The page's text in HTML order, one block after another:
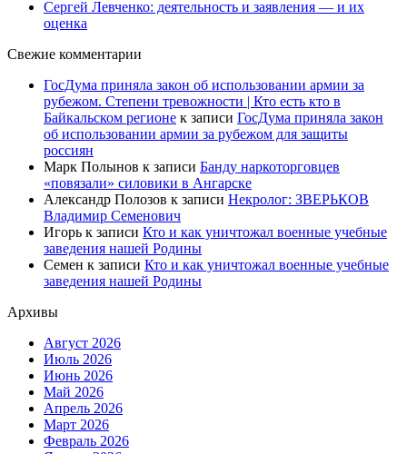
Сергей Левченко: деятельность и заявления — и их
оценка
Свежие комментарии
ГосДума приняла закон об использовании армии за
рубежом. Степени тревожности | Кто есть кто в
Байкальском регионе к записи ГосДума приняла закон
об использовании армии за рубежом для защиты
россиян
Марк Полынов к записи Банду наркоторговцев
«повязали» силовики в Ангарске
Александр Полозов к записи Некролог: ЗВЕРЬКОВ
Владимир Семенович
Игорь к записи Кто и как уничтожал военные учебные
заведения нашей Родины
Семен к записи Кто и как уничтожал военные учебные
заведения нашей Родины
Архивы
Август 2026
Июль 2026
Июнь 2026
Май 2026
Апрель 2026
Март 2026
Февраль 2026